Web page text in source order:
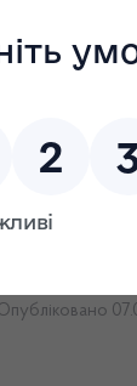
нагляд
рішення за